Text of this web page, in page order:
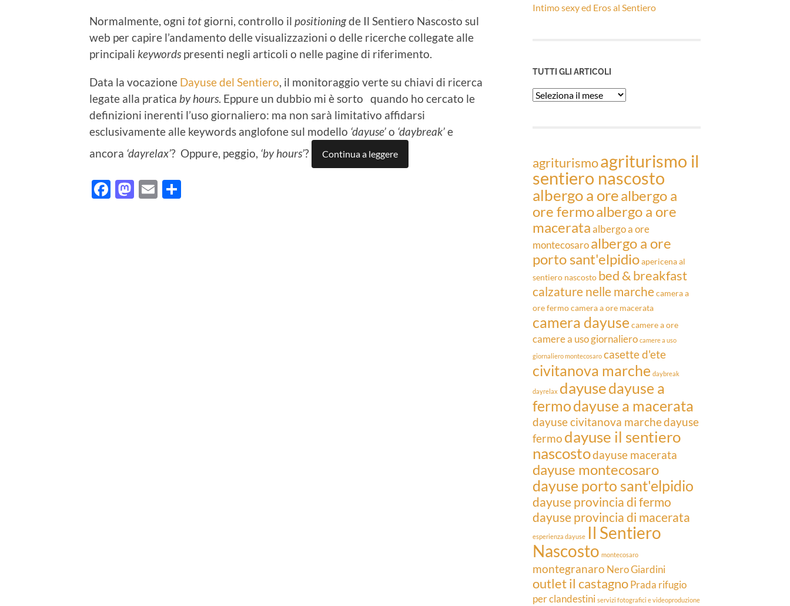
Normalmente, ogni tot giorni, controllo il positioningde Il Sentiero Nascosto sul
web per capire l’andamento delle visualizzazioni o delle ricerche collegate alle
principali keywords presenti negli articoli o nelle pagine di riferimento.
Data la vocazione Dayuse del Sentiero, il monitoraggio verte su chiavi di ricerca
legate alla pratica by hours. Eppure un dubbio mi è sorto quando ho cercato le
definizioni inerenti l’uso giornaliero: ma non sarà limitativo affidarsi
esclusivamente alle keywords anglofone sul modello ‘dayuse’o ‘daybreak’e
ancora ‘dayrelax’? Oppure, peggio, ‘by hours’? Continua a leggere
Facebook
Mastodon
Email
Intimo sexy ed Eros al Sentiero
TUTTI GLI ARTICOLI
Tutti
agriturismoagriturismo il
sentiero nascosto
albergo a orealbergo a
ore fermoalbergo a ore
macerataalbergo a ore
montecosaroalbergo a ore
porto sant'elpidioapericena al
sentiero nascosto bed & breakfast
calzature nelle marchecamera a
ore fermocamera a ore macerata
camera dayuse camere a ore
camere a uso giornaliero camere a uso
giornaliero montecosaro casette d'ete
civitanova marche daybreak
dayrelax dayusedayuse a
fermodayuse a macerata
dayuse civitanova marchedayuse
fermo dayuse il sentiero
nascostodayuse macerata
dayuse montecosaro
dayuse porto sant'elpidio
dayuse provincia di fermo
dayuse provincia di macerata
esperienza dayuse Il Sentiero
Nascosto montecosaro
montegranaro Nero Giardini
outlet il castagnoPrada rifugio
per clandestini servizi fotografici e videoproduzione